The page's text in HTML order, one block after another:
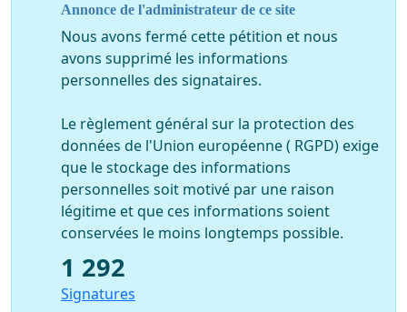
policiers lors des rassemblements Pacifistes au Bois de
la Cambre.
2. Mauvaise gestion du parc de ce 1er mai 2021, alors
le périmètre pendant que la police se mettait déjà en
position pour préparer leur première charge. Ceci a mis
des gens en danger dont des enfants et des personnes
3. Se féliciter de charges policières nombreuses et
discernement, coups de matraques distribués
gratuitement et sans aucune raison ou nécessité,
Annonce de l'administrateur de ce site
Nous avons fermé cette pétition et nous
avons supprimé les informations
personnelles des signataires.
Le règlement général sur la protection des
données de l'Union européenne ( RGPD) exige
que le stockage des informations
personnelles soit motivé par une raison
légitime et que ces informations soient
conservées le moins longtemps possible.
1 292
Signatures